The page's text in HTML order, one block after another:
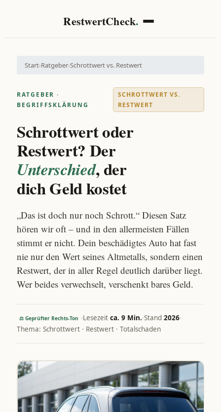
RestwertCheck.
Start›Ratgeber›Schrottwert vs. Restwert
RATGEBER ·
BEGRIFFSKLÄRUNG
SCHROTTWERT VS.
RESTWERT
Schrottwert oder
Restwert? Der
Unterschied, der
dich Geld kostet
„Das ist doch nur noch Schrott.“ Diesen Satz
hören wir oft – und in den allermeisten Fällen
stimmt er nicht. Dein beschädigtes Auto hat fast
nie nur den Wert seines Altmetalls, sondern einen
Restwert, der in aller Regel deutlich darüber liegt.
Wer beides verwechselt, verschenkt bares Geld.
⚖ Geprüfter Rechts-Ton Lesezeitca. 9 Min. Stand2026
Thema: Schrottwert · Restwert · Totalschaden